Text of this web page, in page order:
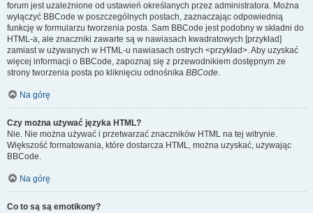
forum jest uzależnione od ustawień określanych przez administratora. Można
wyłączyć BBCode w poszczególnych postach, zaznaczając odpowiednią
funkcję w formularzu tworzenia posta. Sam BBCode jest podobny w składni do
HTML-a, ale znaczniki zawarte są w nawiasach kwadratowych [przykład]
zamiast w używanych w HTML-u nawiasach ostrych <przykład>. Aby uzyskać
więcej informacji o BBCode, zapoznaj się z przewodnikiem dostępnym ze
strony tworzenia posta po kliknięciu odnośnika BBCode.
Na górę
Czy można używać języka HTML?
Nie. Nie można używać i przetwarzać znaczników HTML na tej witrynie.
Większość formatowania, które dostarcza HTML, można uzyskać, używając
BBCode.
Na górę
Co to są są emotikony?